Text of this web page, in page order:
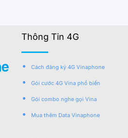
Thông Tin 4G
Cách đăng ký 4G Vinaphone
Gói cước 4G Vina phổ biến
Gói combo nghe gọi Vina
Mua thêm Data Vinaphone